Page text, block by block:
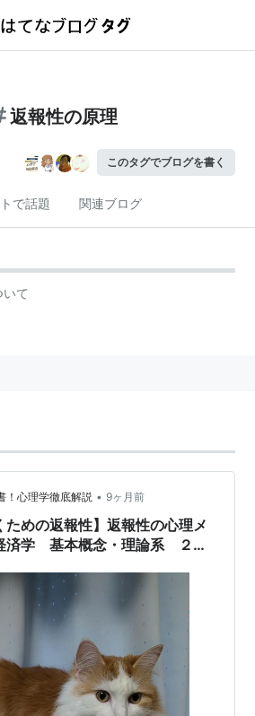
返報性の原理
このタグでブログを書く
で話題 関連ブログ
て
！心理学徹底解説 • 9ヶ月前
ための返報性】返報性の心理メ
済学 基本概念・理論系 ２